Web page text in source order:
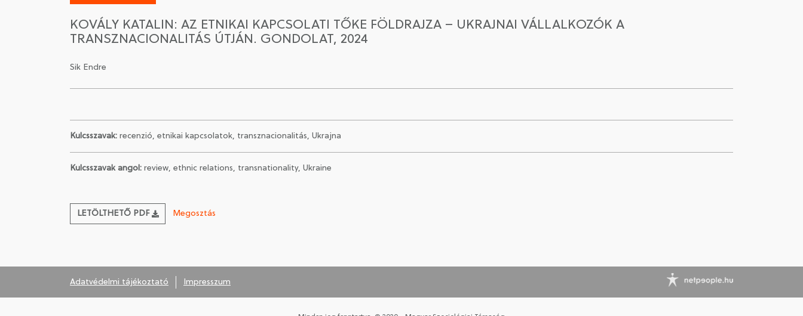
KOVÁLY KATALIN: AZ ETNIKAI KAPCSOLATI TŐKE FÖLDRAJZA – UKRAJNAI VÁLLALKOZÓK A
TRANSZNACIONALITÁS ÚTJÁN. GONDOLAT, 2024
Sik Endre
Kulcsszavak: recenzió, etnikai kapcsolatok, transznacionalitás, Ukrajna
Kulcsszavak angol: review, ethnic relations, transnationality, Ukraine
LETÖLTHETŐ PDF Megosztás
Adatvédelmi tájékoztató Impresszum